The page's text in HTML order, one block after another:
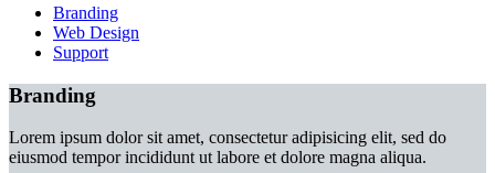
Branding
Web Design
Support
Branding
Lorem ipsum dolor sit amet, consectetur adipisicing elit, sed do
eiusmod tempor incididunt ut labore et dolore magna aliqua.